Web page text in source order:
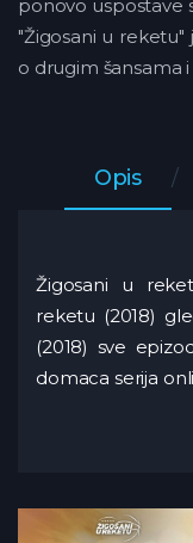
ponovo uspostave
"Žigosani u
o drugim šansama
Opis
Žigosani u
reketu (2018)
(2018) sve
domaca serija